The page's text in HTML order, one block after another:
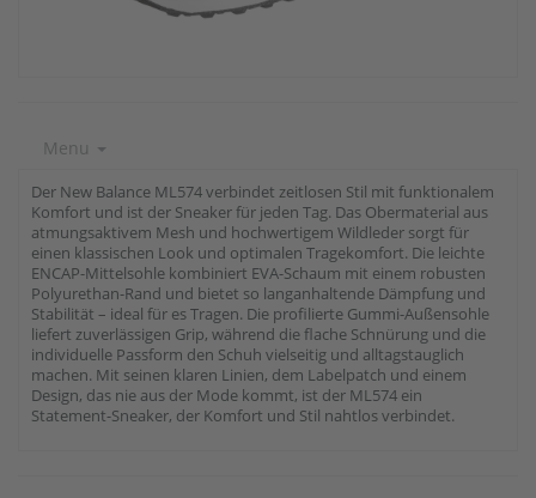
Menu
Der New Balance ML574 verbindet zeitlosen Stil mit funktionalem
Komfort und ist der Sneaker für jeden Tag. Das Obermaterial aus
atmungsaktivem Mesh und hochwertigem Wildleder sorgt für
einen klassischen Look und optimalen Tragekomfort. Die leichte
ENCAP-Mittelsohle kombiniert EVA-Schaum mit einem robusten
Polyurethan-Rand und bietet so langanhaltende Dämpfung und
Stabilität – ideal für es Tragen. Die profilierte Gummi-Außensohle
liefert zuverlässigen Grip, während die flache Schnürung und die
individuelle Passform den Schuh vielseitig und alltagstauglich
machen. Mit seinen klaren Linien, dem Labelpatch und einem
Design, das nie aus der Mode kommt, ist der ML574 ein
Statement-Sneaker, der Komfort und Stil nahtlos verbindet.